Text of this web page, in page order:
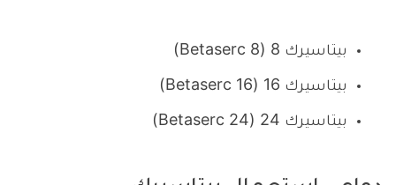
بيتاسيرك 8 (Betaserc 8)
بيتاسيرك 16 (Betaserc 16)
بيتاسيرك 24 (Betaserc 24)